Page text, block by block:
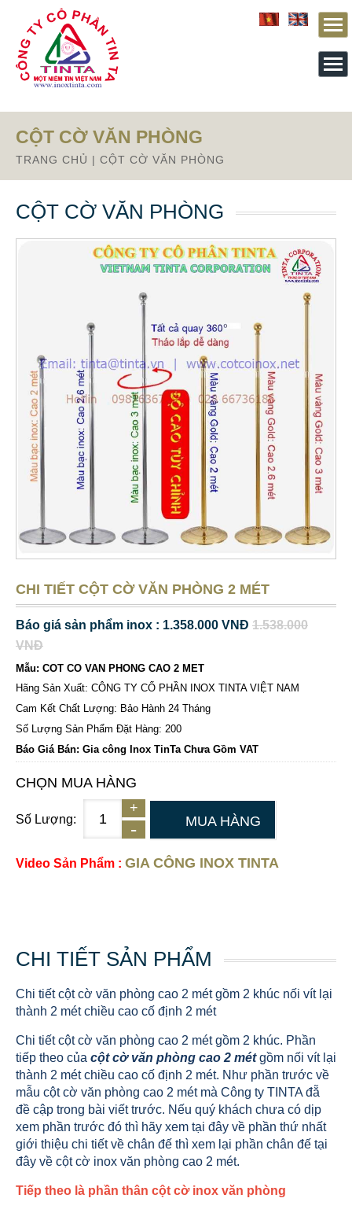
Từ mục này trở xuống là mã nguồn Zalo
CỘT CỜ VĂN PHÒNG
TRANG CHỦ | CỘT CỜ VĂN PHÒNG
CỘT CỜ VĂN PHÒNG
CHI TIẾT CỘT CỜ VĂN PHÒNG 2 MÉT
Báo giá sản phẩm inox : 1.358.000 VNĐ 1.538.000
VNĐ
Mẫu: COT CO VAN PHONG CAO 2 MET
Hãng Sản Xuất: CÔNG TY CỔ PHẦN INOX TINTA VIỆT NAM
Cam Kết Chất Lượng: Bảo Hành 24 Tháng
Số Lượng Sản Phẩm Đặt Hàng: 200
Báo Giá Bán: Gia công Inox TinTa Chưa Gồm VAT
CHỌN MUA HÀNG
Số Lượng: MUA HÀNG
Video Sản Phẩm : GIA CÔNG INOX TINTA
CHI TIẾT SẢN PHẨM
Chi tiết cột cờ văn phòng cao 2 mét gồm 2 khúc nối vít lại
thành 2 mét chiều cao cố định 2 mét
Chi tiết cột cờ văn phòng cao 2 mét gồm 2 khúc. Phần
tiếp theo của cột cờ văn phòng cao 2 métgồm nối vít lại
thành 2 mét chiều cao cố định 2 mét. Như phần trước về
mẫu cột cờ văn phòng cao 2 mét mà Công ty TINTA đẵ
đề cập trong bài viết trước. Nếu quý khách chưa có dịp
xem phần trước đó thì hãy xem tại đây về phần thứ nhất
giới thiệu chi tiết về chân đế thì xem lại phần chân đế tại
đây về cột cờ inox văn phòng cao 2 mét.
Tiếp theo là phần thân cột cờ inox văn phòng